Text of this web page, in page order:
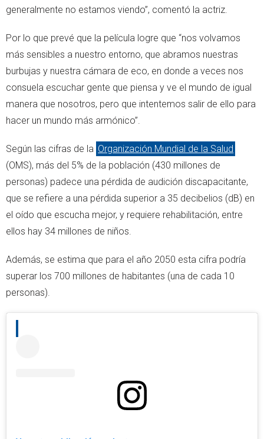
generalmente no estamos viendo”, comentó la actriz.
Por lo que prevé que la película logre que “nos volvamos
más sensibles a nuestro entorno, que abramos nuestras
burbujas y nuestra cámara de eco, en donde a veces nos
consuela escuchar gente que piensa y ve el mundo de igual
manera que nosotros, pero que intentemos salir de ello para
hacer un mundo más armónico”.
Según las cifras de la Organización Mundial de la Salud
(OMS), más del 5% de la población (430 millones de
personas) padece una pérdida de audición discapacitante,
que se refiere a una pérdida superior a 35 decibelios (dB) en
el oído que escucha mejor, y requiere rehabilitación, entre
ellos hay 34 millones de niños.
Además, se estima que para el año 2050 esta cifra podría
superar los 700 millones de habitantes (una de cada 10
personas).